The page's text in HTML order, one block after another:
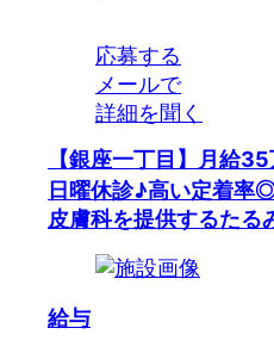
応募する
メールで
詳細を聞く
【銀座一丁目】月給
日曜休診♪高い定着率
皮膚科を提供するた
給与